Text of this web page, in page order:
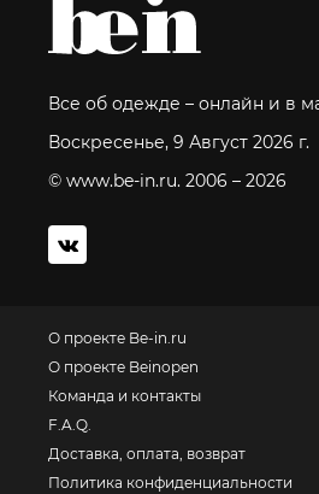
Все об одежде – онлайн и в
Воскресенье, 9 Август 2026 г.
© www.be-in.ru. 2006 – 2026
О проекте Be-in.ru
О проекте Beinopen
Команда и контакты
F.A.Q.
Доставка, оплата, возврат
Политика конфиденциальности